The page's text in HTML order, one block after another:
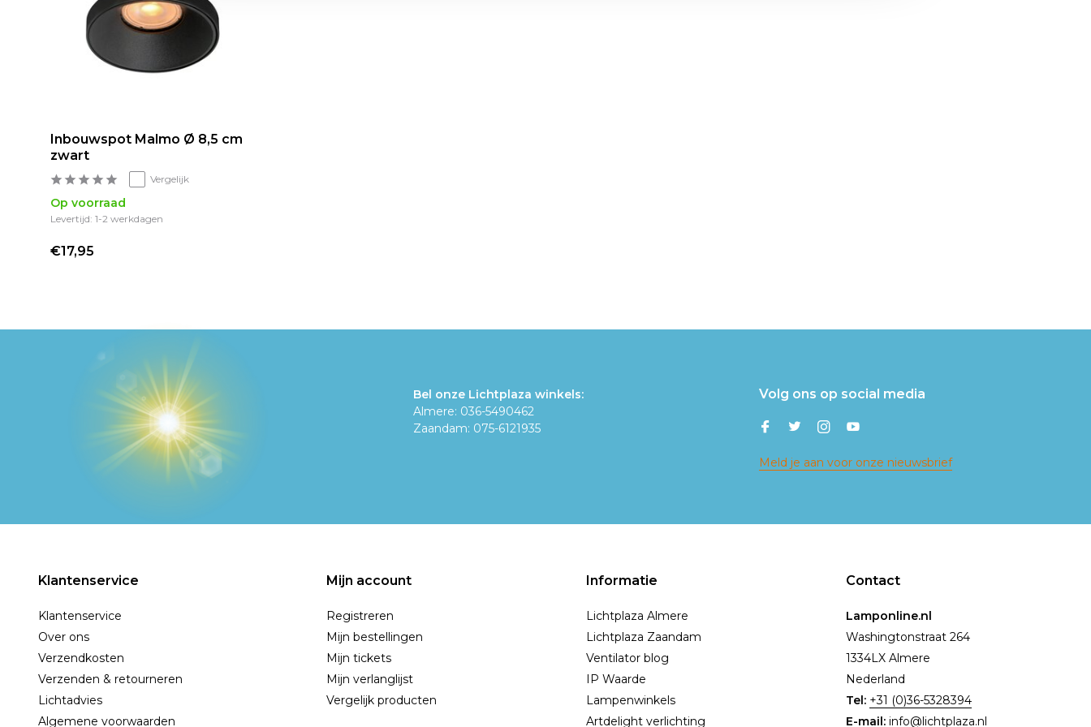
Inbouwspot Malmo Ø 8,5 cm
zwart
Vergelijk
Op voorraad
Levertijd: 1-2 werkdagen
€17,95
Bel onze Lichtplaza winkels:
Almere: 036-5490462
Zaandam: 075-6121935
Volg ons op social media
Meld je aan voor onze nieuwsbrief
Klantenservice
Klantenservice
Over ons
Verzendkosten
Verzenden & retourneren
Lichtadvies
Algemene voorwaarden
Mijn account
Registreren
Mijn bestellingen
Mijn tickets
Mijn verlanglijst
Vergelijk producten
Informatie
Lichtplaza Almere
Lichtplaza Zaandam
Ventilator blog
IP Waarde
Lampenwinkels
Artdelight verlichting
Contact
Lamponline.nl
Washingtonstraat 264
1334LX Almere
Nederland
Tel: +31 (0)36-5328394
E-mail: info@lichtplaza.nl